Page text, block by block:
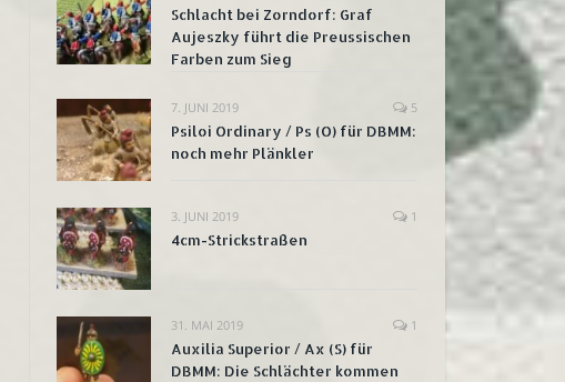
Schlacht bei Zorndorf: Graf
Aujeszky führt die Preussischen
Farben zum Sieg
7. JUNI 2019 5
Psiloi Ordinary / Ps (O) für DBMM:
noch mehr Plänkler
3. JUNI 2019 1
4cm-Strickstraßen
31. MAI 2019 1
Auxilia Superior / Ax (S) für
DBMM: Die Schlächter kommen